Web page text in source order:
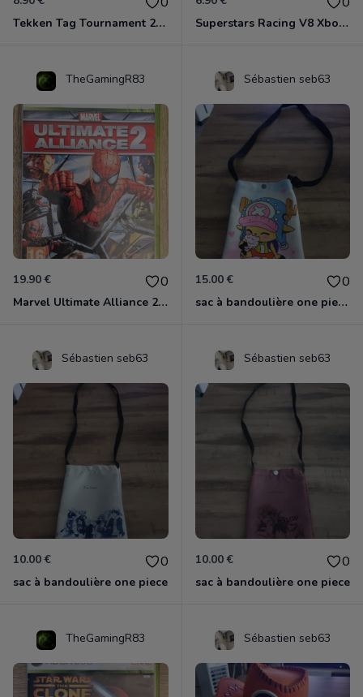
Tekken Tag Tournament 2 Xbox 360 Superstars Racing V8 Xbox 360
TheGamingR83
19.90 € 0
Marvel Ultimate Alliance 2 Xbox 360
Sébastien seb63
15.00 € 0
sac à bandoulière one piece chopper
Sébastien seb63
10.00 € 0
sac à bandoulière one piece
Sébastien seb63
10.00 € 0
sac à bandoulière one piece
TheGamingR83 Sébastien seb63